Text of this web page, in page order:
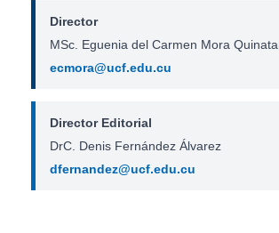
Director
MSc. Eguenia del Carmen Mora
ecmora@ucf.edu.cu
Director Editorial
DrC. Denis Fernández Álvarez
dfernandez@ucf.edu.cu